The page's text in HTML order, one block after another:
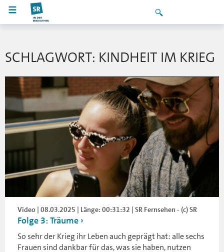
SCHLAGWORT: KINDHEIT IM KRIEG
Video | 08.03.2025 | Länge: 00:31:32 | SR Fernsehen - (c) SR
Folge 3: Träume
So sehr der Krieg ihr Leben auch geprägt hat: alle sechs
Frauen sind dankbar für das, was sie haben, nutzen